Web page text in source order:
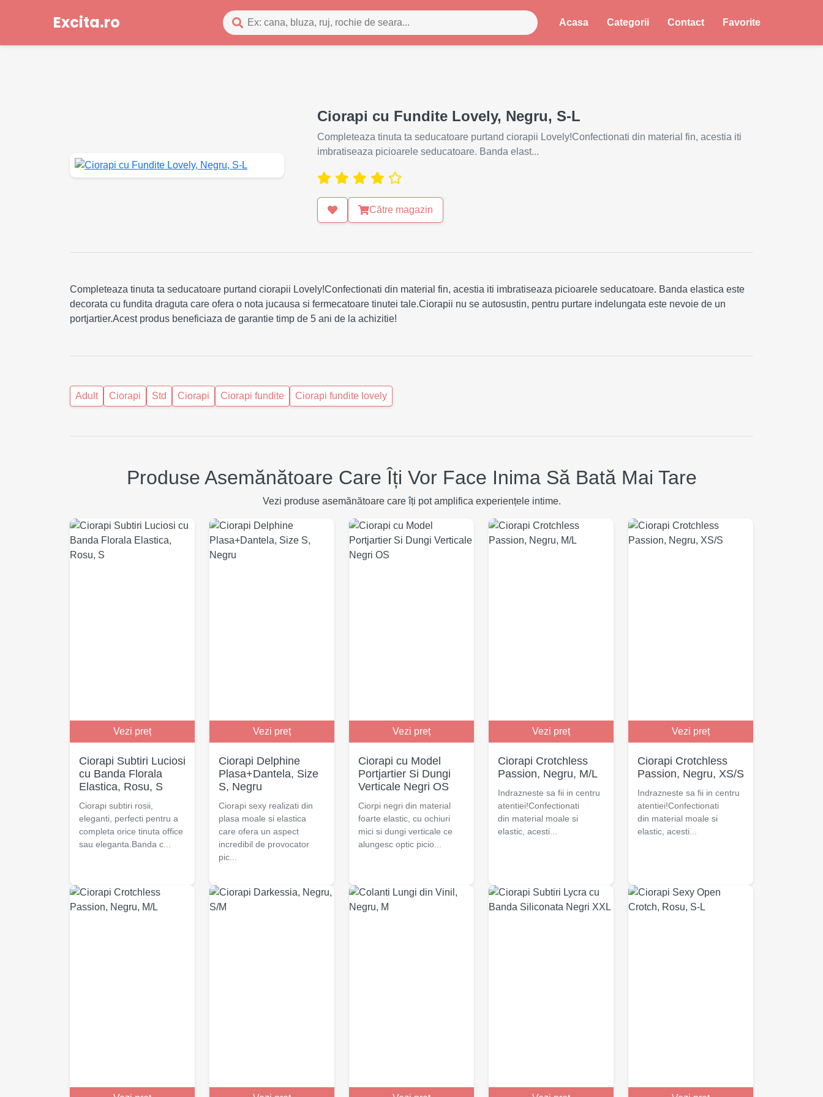
Excita.ro Acasa Categorii Contact Favorite
Ciorapi cu Fundite Lovely, Negru, S-L
Completeaza tinuta ta seducatoare purtand ciorapii Lovely!Confectionati din material fin, acestia iti
imbratiseaza picioarele seducatoare. Banda elast...
Către magazin
Completeaza tinuta ta seducatoare purtand ciorapii Lovely!Confectionati din material fin, acestia iti imbratiseaza picioarele seducatoare. Banda elastica este
decorata cu fundita draguta care ofera o nota jucausa si fermecatoare tinutei tale.Ciorapii nu se autosustin, pentru purtare indelungata este nevoie de un
portjartier.Acest produs beneficiaza de garantie timp de 5 ani de la achizitie!
Adult Ciorapi Std Ciorapi Ciorapi fundite Ciorapi fundite lovely
Produse Asemănătoare Care Îți Vor Face Inima Să Bată Mai Tare
Vezi produse asemănătoare care îți pot amplifica experiențele intime.
Vezi preț
Ciorapi Subtiri Luciosi
cu Banda Florala
Elastica, Rosu, S
Ciorapi subtiri rosii,
eleganti, perfecti pentru a
completa orice tinuta office
sau eleganta.Banda c...
Vezi preț
Ciorapi Delphine
Plasa+Dantela, Size
S, Negru
Ciorapi sexy realizati din
plasa moale si elastica
care ofera un aspect
incredibil de provocator
pic...
Vezi preț
Ciorapi cu Model
Portjartier Si Dungi
Verticale Negri OS
Ciorpi negri din material
foarte elastic, cu ochiuri
mici si dungi verticale ce
alungesc optic picio...
Vezi preț
Ciorapi Crotchless
Passion, Negru, M/L
Indrazneste sa fii in centru
atentiei!Confectionati
din material moale si
elastic, acesti...
Vezi preț
Ciorapi Crotchless
Passion, Negru, XS/S
Indrazneste sa fii in centru
atentiei!Confectionati
din material moale si
elastic, acesti...